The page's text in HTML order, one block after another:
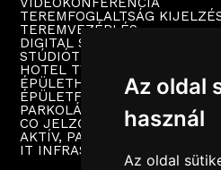
Az oldal
használ
Az oldal
TEREMFOGLALTSÁG
TEREMVEZÉRLÉS
DIGITAL SIGNAGE
STÚDIÓTECHNIKA
HOTEL TV
ÉPÜLETHANGOSÍTÁS
ÉPÜLETFELÜGYELET
PARKOLÁSTECHNIKA
CO JELZŐRENDSZER
AKTÍV, PASSZÍV HÁLÓZAT
IT INFRASTRUKTÚRA